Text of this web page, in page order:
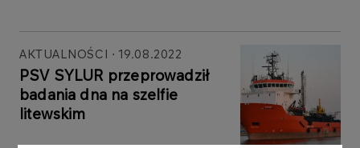
AKTUALNOŚCI 19.08.2022
PSV SYLUR przeprowadził
badania dna na szelfie
litewskim